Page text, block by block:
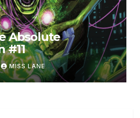
Absolute
#11
MISS LANE